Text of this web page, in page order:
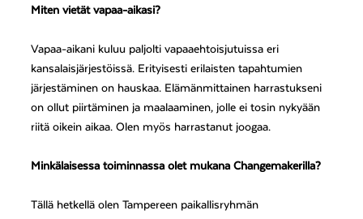
Miten vietät vapaa-aikasi?
Vapaa-aikani kuluu paljolti vapaaehtoisjutuissa eri
kansalaisjärjestöissä. Erityisesti erilaisten tapahtumien
järjestäminen on hauskaa. Elämänmittainen harrastukseni
on ollut piirtäminen ja maalaaminen, jolle ei tosin nykyään
riitä oikein aikaa. Olen myös harrastanut joogaa.
Minkälaisessa toiminnassa olet mukana Changemakerilla?
Tällä hetkellä olen Tampereen paikallisryhmän